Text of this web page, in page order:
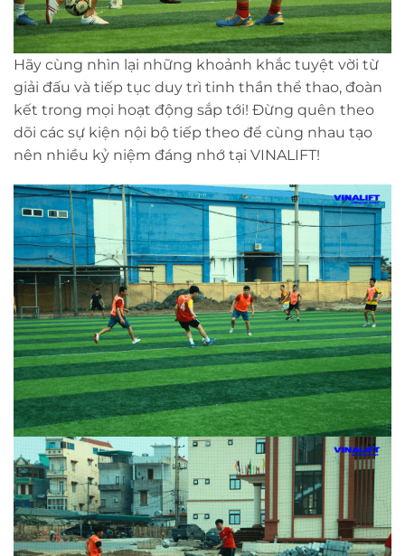
Hãy cùng nhìn lại những khoảnh khắc tuyệt vời từ
giải đấu và tiếp tục duy trì tinh thần thể thao, đoàn
kết trong mọi hoạt động sắp tới! Đừng quên theo
dõi các sự kiện nội bộ tiếp theo để cùng nhau tạo
nên nhiều kỷ niệm đáng nhớ tại VINALIFT!